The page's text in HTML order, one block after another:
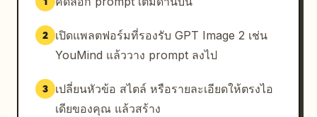
2
เปิดแพลตฟอร์มที่รองรับ GPT Image 2 เช่น
YouMind แล้ววาง prompt ลงไป
3
เปลี่ยนหัวข้อ สไตล์ หรือรายละเอียดให้ตรงไอ
เดียของคุณ แล้วสร้าง